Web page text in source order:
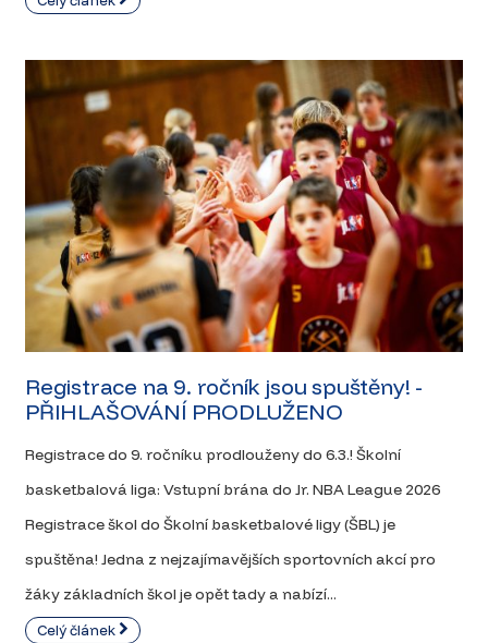
Registrace na 9. ročník jsou spuštěny! -
PŘIHLAŠOVÁNÍ PRODLUŽENO
Registrace do 9. ročníku prodlouženy do 6.3.! Školní
basketbalová liga: Vstupní brána do Jr. NBA League 2026
Registrace škol do Školní basketbalové ligy (ŠBL) je
spuštěna! Jedna z nejzajímavějších sportovních akcí pro
žáky základních škol je opět tady a nabízí...
Celý článek